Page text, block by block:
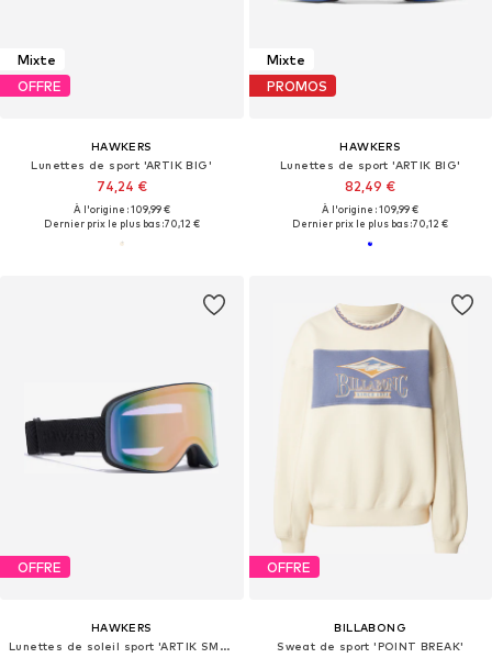
Mixte
OFFRE
HAWKERS
Lunettes de sport 'ARTIK BIG'
74,24 €
À l'origine : 109,99 €
Dernier prix le plus bas :70,12 €
Mixte
PROMOS
HAWKERS
Lunettes de sport 'ARTIK BIG'
82,49 €
À l'origine : 109,99 €
Dernier prix le plus bas :70,12 €
OFFRE
HAWKERS
Lunettes de soleil sport 'ARTIK SMALL'
OFFRE
BILLABONG
Sweat de sport 'POINT BREAK'